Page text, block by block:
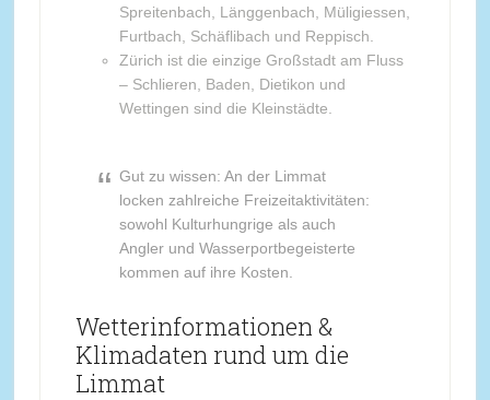
Spreitenbach, Länggenbach, Müligiessen,
Furtbach, Schäflibach und Reppisch.
Zürich ist die einzige Großstadt am Fluss
– Schlieren, Baden, Dietikon und
Wettingen sind die Kleinstädte.
Gut zu wissen: An der Limmat
locken zahlreiche Freizeitaktivitäten:
sowohl Kulturhungrige als auch
Angler und Wasserportbegeisterte
kommen auf ihre Kosten.
Wetterinformationen &
Klimadaten rund um die
Limmat